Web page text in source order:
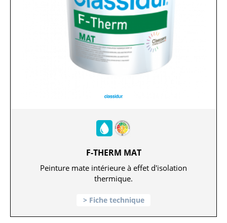
F-THERM MAT
Peinture mate intérieure à effet d'isolation
thermique.
Fiche technique